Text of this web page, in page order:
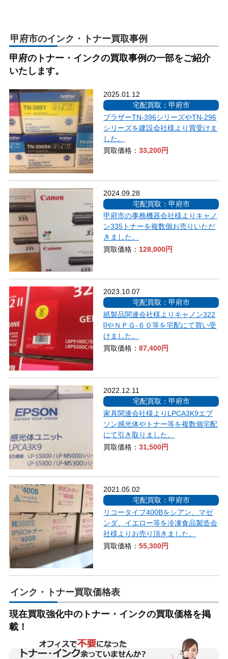
甲府市のインク・トナー買取事例
甲府のトナー・インクの買取事例の一部をご紹介
いたします。
2025.01.12
宅配買取：甲府市
ブラザーTN-396シリーズやTN-296
シリーズを建設会社様より買受けま
した。
買取価格：33,200円
2024.09.28
宅配買取：甲府市
甲府市の事務機器会社様よりキャノ
ン335トナーを複数個お売りいただ
きました。
買取価格： 128,000円
2023.10.07
宅配買取：甲府市
紙製品関連会社様よりキャノン322
ⅡやＮＰＧ‐６０等を宅配にて買い受
けました。
買取価格：87,400円
2022.12.11
宅配買取：甲府市
家具関連会社様よりLPCA3K9エプ
ソン感光体やトナー等を複数個宅配
にて引き取りました。
買取価格：31,500円
2021.05.02
宅配買取：甲府市
リコータイプ400Bをシアン、マゼ
ンダ、イエロー等を冷凍食品製造会
社様よりお売り頂きました。
買取価格：55,300円
インク・トナー買取価格表
現在買取強化中のトナー・インクの買取価格を掲
載！